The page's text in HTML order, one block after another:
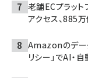
老舗ECプラット
アクセス、885
Amazonのデー
リシー」でAI・